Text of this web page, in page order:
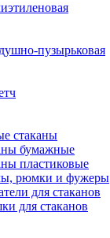
пузырьковая
стаканы
бумажные
пластиковые
рюмки и фужеры
для стаканов
для стаканов